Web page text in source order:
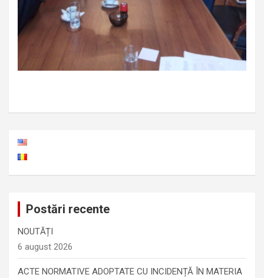
Postări recente
NOUTĂȚI
6 august 2026
ACTE NORMATIVE ADOPTATE CU INCIDENȚĂ ÎN MATERIA